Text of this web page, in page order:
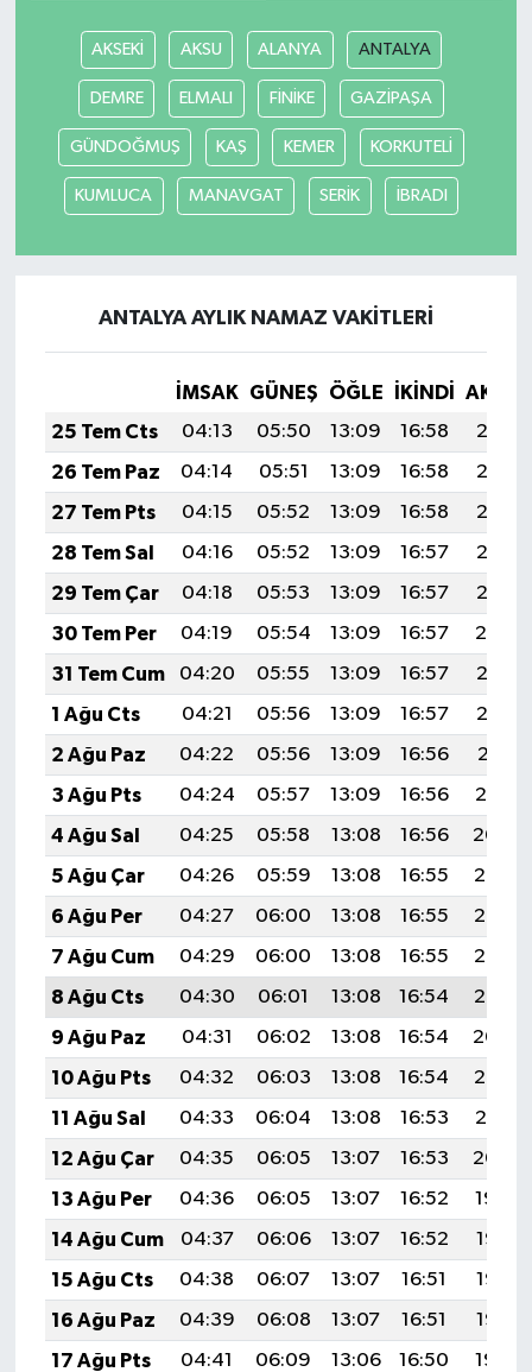
AKSEKİ AKSU ALANYA ANTALYA
DEMRE ELMALI FİNİKE GAZİPAŞA
GÜNDOĞMUŞ KAŞ KEMER KORKUTELİ
KUMLUCA MANAVGAT SERİK İBRADI
ANTALYA AYLIK NAMAZ VAKITLERI
İMSAK GÜNEŞ ÖĞLE İKINDI
25 Tem Cts
04:13 05:50 13:09 16:58
20:18
26 Tem Paz
04:14 05:51 13:09 16:58
20:17
27 Tem Pts
04:15 05:52 13:09 16:58
20:16
28 Tem Sal
04:16 05:52 13:09 16:57
20:15
29 Tem Çar
04:18 05:53 13:09 16:57
20:15
30 Tem Per
04:19 05:54 13:09 16:57
20:14
31 Tem Cum
04:20 05:55 13:09 16:57
20:13
1 Ağu Cts
04:21 05:56 13:09 16:57
20:12
2 Ağu Paz
04:22 05:56 13:09 16:56
20:11
3 Ağu Pts
04:24 05:57 13:09 16:56
20:10
4 Ağu Sal
04:25 05:58 13:08 16:56
20:09
5 Ağu Çar
04:26 05:59 13:08 16:55
20:08
6 Ağu Per
04:27 06:00 13:08 16:55
20:07
7 Ağu Cum
04:29 06:00 13:08 16:55
20:06
8 Ağu Cts
04:30 06:01 13:08 16:54
20:05
9 Ağu Paz
04:31 06:02 13:08 16:54
20:04
10 Ağu Pts
04:32 06:03 13:08 16:54
20:03
11 Ağu Sal
04:33 06:04 13:08 16:53
20:01
12 Ağu Çar
04:35 06:05 13:07 16:53
20:00
13 Ağu Per
04:36 06:05 13:07 16:52
19:59
14 Ağu Cum
04:37 06:06 13:07 16:52
19:58
15 Ağu Cts
04:38 06:07 13:07 16:51
19:57
16 Ağu Paz
04:39 06:08 13:07 16:51
19:56
17 Ağu Pts
04:41 06:09 13:06 16:50
19:54